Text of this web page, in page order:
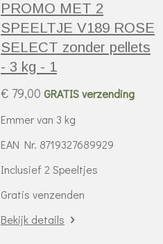
PROMO MET 2
SPEELTJE V189 ROSE
SELECT zonder pellets
- 3 kg - 1
€ 79,00 GRATIS verzending
Emmer van 3 kg
EAN Nr. 8719327689929
Inclusief 2 Speeltjes
Gratis venzenden
Bekijk details